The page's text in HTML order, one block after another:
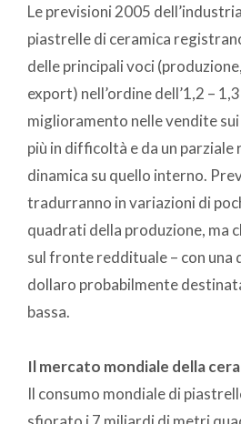
Le previsioni 2005
piastrelle di ceramica
delle principali voci
export) nell’ordine dell’1,2 –
miglioramento nelle vendite
più in difficoltà e da un
dinamica su quello interno.
tradurranno in variazioni di
quadrati della produzione, ma
sul fronte reddituale – con una
dollaro probabilmente
bassa.
Il mercato mondiale della
Il consumo mondiale di